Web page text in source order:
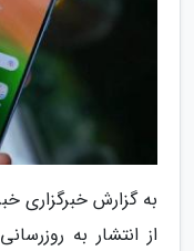
به گزارش خبرگزاری